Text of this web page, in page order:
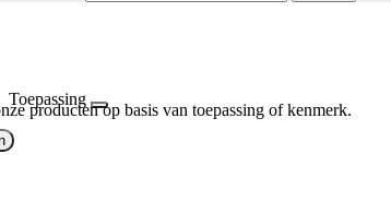
Toepassing
producten op basis van toepassing of kenmerk.